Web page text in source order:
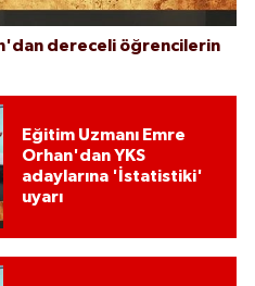
dereceli öğrencilerin
Eğitim Uzmanı Emre
Orhan'dan YKS
adaylarına 'İstatistiki'
uyarı